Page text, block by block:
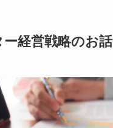
経営戦略のお話